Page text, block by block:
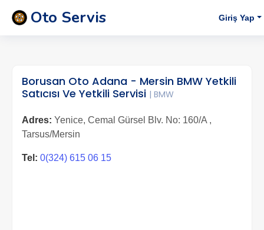
Oto Servis Giriş Yap
Borusan Oto Adana - Mersin BMW Yetkili
Satıcısı Ve Yetkili Servisi | BMW
Adres: Yenice, Cemal Gürsel Blv. No: 160/A ,
Tarsus/Mersin
Tel: 0(324) 615 06 15